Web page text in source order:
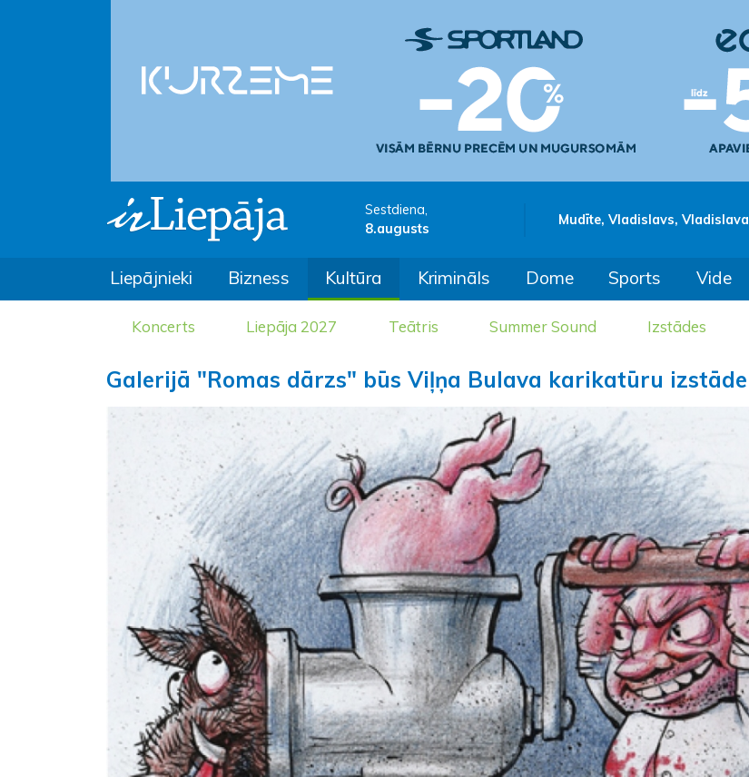
Sestdiena,
8.augusts
Mudīte, Vladislavs, Vladislava
Liepājnieki Bizness Kultūra Krimināls Dome Sports Vide
Koncerts Liepāja 2027 Teātris Summer Sound Izstādes
Galerijā "Romas dārzs" būs Viļņa Bulava karikatūru izstāde